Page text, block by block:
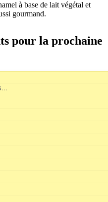
à base de lait végétal et
gourmand.
pour la prochaine